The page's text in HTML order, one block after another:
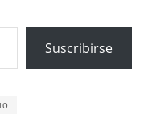
Suscribirse